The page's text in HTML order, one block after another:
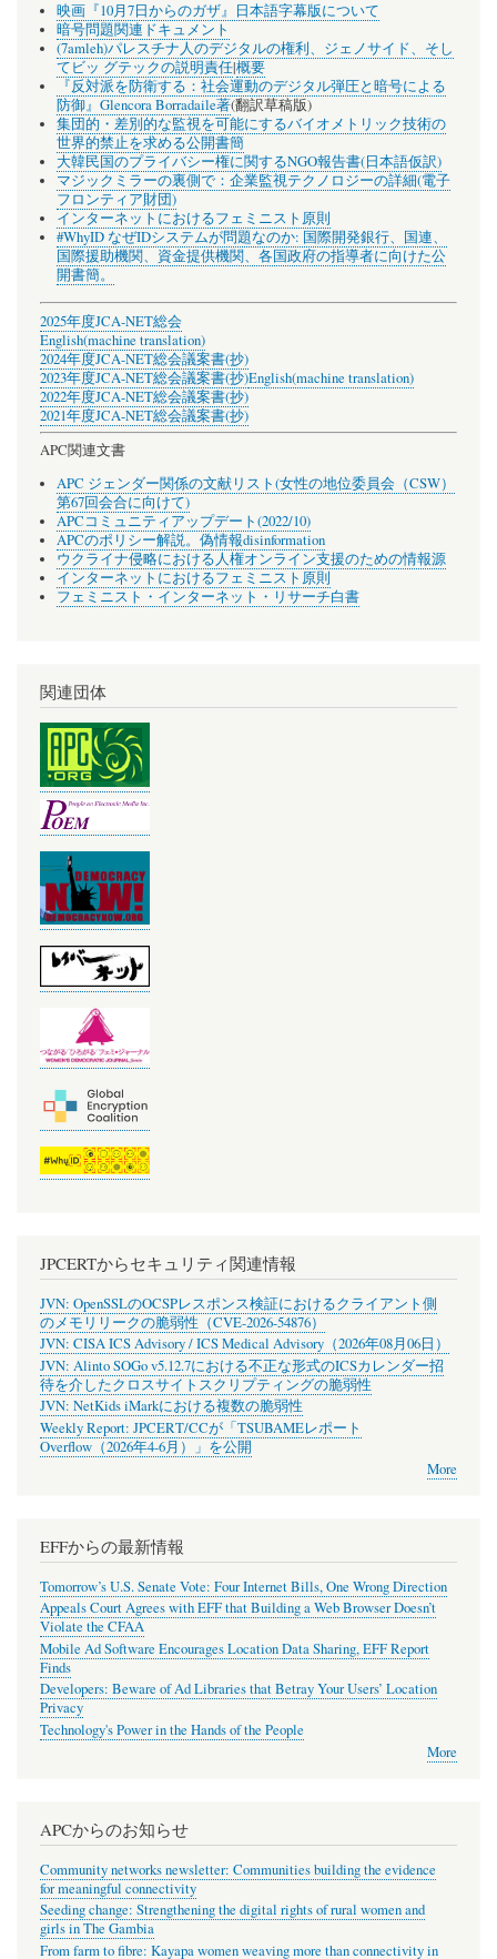
映画『10月7日からのガザ』日本語字幕版について
暗号問題関連ドキュメント
(7amleh)パレスチナ人のデジタルの権利、ジェノサイド、そし
てビッ グテックの説明責任|概要
『反対派を防衛する：社会運動のデジタル弾圧と暗号による
防御』Glencora Borradaile著(翻訳草稿版)
集団的・差別的な監視を可能にするバイオメトリック技術の
世界的禁止を求める公開書簡
大韓民国のプライバシー権に関するNGO報告書(日本語仮訳)
マジックミラーの裏側で：企業監視テクノロジーの詳細(電子
フロンティア財団)
インターネットにおけるフェミニスト原則
#WhyID なぜIDシステムが問題なのか: 国際開発銀行、国連、
国際援助機関、資金提供機関、各国政府の指導者に向けた公
開書簡。
2025年度JCA-NET総会
English(machine translation)
2024年度JCA-NET総会議案書(抄)
2023年度JCA-NET総会議案書(抄)English(machine translation)
2022年度JCA-NET総会議案書(抄)
2021年度JCA-NET総会議案書(抄)
APC関連文書
APC ジェンダー関係の文献リスト(女性の地位委員会（CSW）
第67回会合に向けて)
APCコミュニティアップデート(2022/10)
APCのポリシー解説。偽情報disinformation
ウクライナ侵略における人権オンライン支援のための情報源
インターネットにおけるフェミニスト原則
フェミニスト・インターネット・リサーチ白書
関連団体
JPCERTからセキュリティ関連情報
JVN: OpenSSLのOCSPレスポンス検証におけるクライアント側
のメモリリークの脆弱性（CVE-2026-54876）
JVN: CISA ICS Advisory / ICS Medical Advisory（2026年08月06日）
JVN: Alinto SOGo v5.12.7における不正な形式のICSカレンダー招
待を介したクロスサイトスクリプティングの脆弱性
JVN: NetKids iMarkにおける複数の脆弱性
Weekly Report: JPCERT/CCが「TSUBAMEレポート
Overflow（2026年4-6月）」を公開
More
EFFからの最新情報
Tomorrow’s U.S. Senate Vote: Four Internet Bills, One Wrong Direction
Appeals Court Agrees with EFF that Building a Web Browser Doesn’t
Violate the CFAA
Mobile Ad Software Encourages Location Data Sharing, EFF Report
Finds
Developers: Beware of Ad Libraries that Betray Your Users’ Location
Privacy
Technology's Power in the Hands of the People
More
APCからのお知らせ
Community networks newsletter: Communities building the evidence
for meaningful connectivity
Seeding change: Strengthening the digital rights of rural women and
girls in The Gambia
From farm to fibre: Kayapa women weaving more than connectivity in